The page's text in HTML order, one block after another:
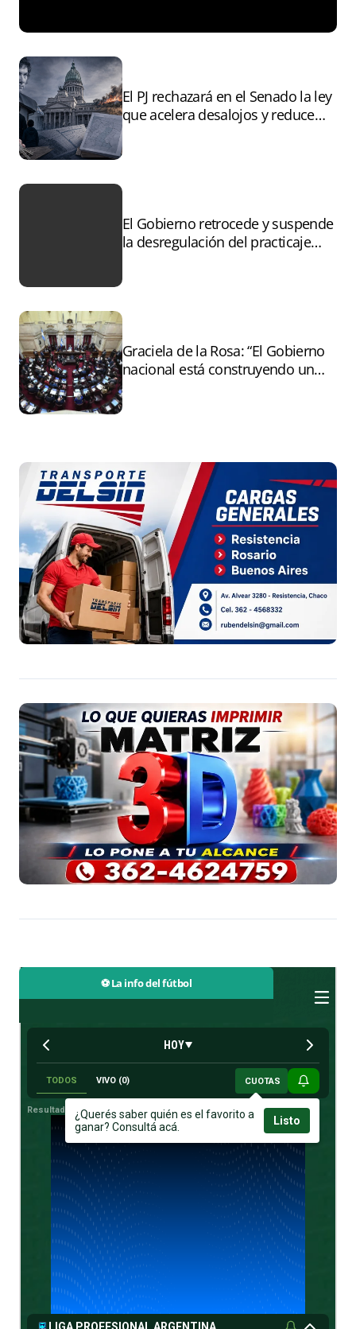
El PJ rechazará en el Senado la ley
que acelera desalojos y reduce
El Gobierno retrocede y suspende
la desregulación del practicaje
Graciela de la Rosa: “El Gobierno
nacional está construyendo un
⚽ La info del fútbol